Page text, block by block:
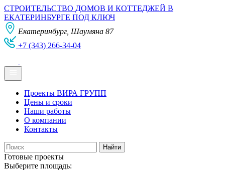
СТРОИТЕЛЬСТВО ДОМОВ И КОТТЕДЖЕЙ В
ЕКАТЕРИНБУРГЕ ПОД КЛЮЧ
Екатеринбург, Шаумяна 87
+7 (343) 266-34-04
Проекты ВИРА ГРУПП
Цены и сроки
Наши работы
О компании
Контакты
Готовые проекты
Выберите площадь: